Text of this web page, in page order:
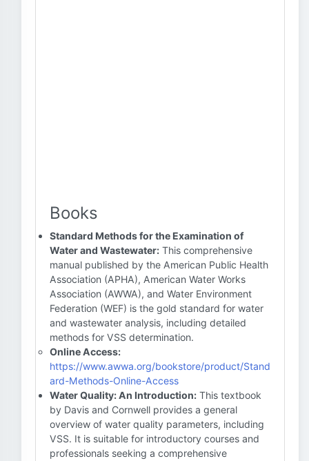
Books
Standard Methods for the Examination of
Water and Wastewater: This comprehensive
manual published by the American Public Health
Association (APHA), American Water Works
Association (AWWA), and Water Environment
Federation (WEF) is the gold standard for water
and wastewater analysis, including detailed
methods for VSS determination.
Online Access:
https://www.awwa.org/bookstore/product/Stand
ard-Methods-Online-Access
Water Quality: An Introduction: This textbook
by Davis and Cornwell provides a general
overview of water quality parameters, including
VSS. It is suitable for introductory courses and
professionals seeking a comprehensive